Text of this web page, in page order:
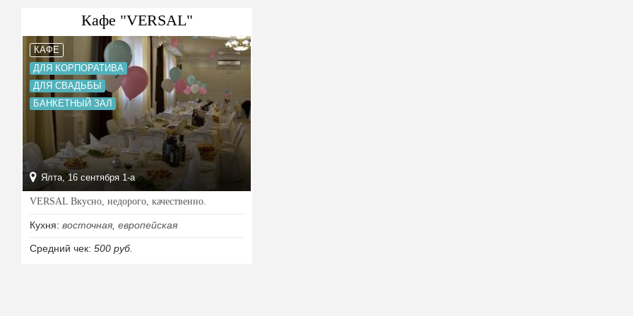
Кафе "VERSAL"
КАФЕ
ДЛЯ КОРПОРАТИВА
ДЛЯ СВАДЬБЫ
БАНКЕТНЫЙ ЗАЛ
Ялта, 16 сентября 1-а
VERSAL Вкусно, недорого, качественно.
Кухня: восточная европейская
Средний чек: 500 руб.